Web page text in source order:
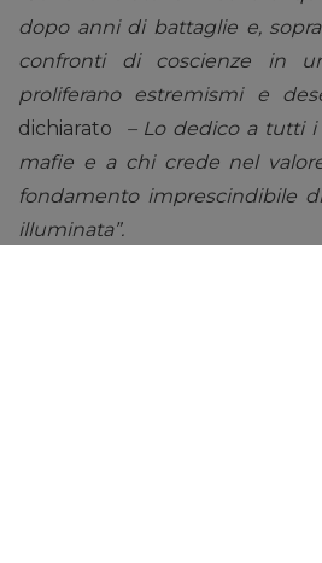
dopo anni di battaglie e,
confronti di coscienze in
proliferano estremismi e
dichiarato
– Lo dedico a tutti
mafie e a chi crede nel
fondamento imprescindibile
illuminata”.